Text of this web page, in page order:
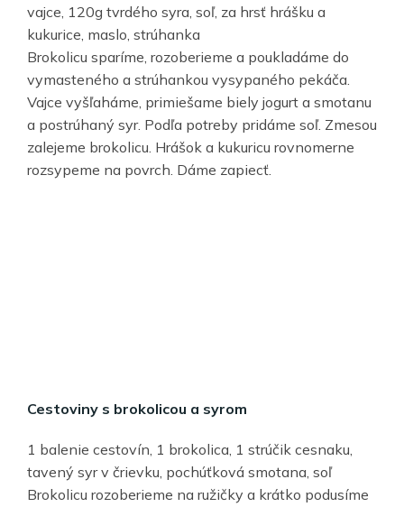
vajce, 120g tvrdého syra, soľ, za hrsť hrášku a
kukurice, maslo, strúhanka
Brokolicu sparíme, rozoberieme a poukladáme do
vymasteného a strúhankou vysypaného pekáča.
Vajce vyšľaháme, primiešame biely jogurt a smotanu
a postrúhaný syr. Podľa potreby pridáme soľ. Zmesou
zalejeme brokolicu. Hrášok a kukuricu rovnomerne
rozsypeme na povrch. Dáme zapiecť.
Cestoviny s brokolicou a syrom
1 balenie cestovín, 1 brokolica, 1 strúčik cesnaku,
tavený syr v črievku, pochúťková smotana, soľ
Brokolicu rozoberieme na ružičky a krátko podusíme